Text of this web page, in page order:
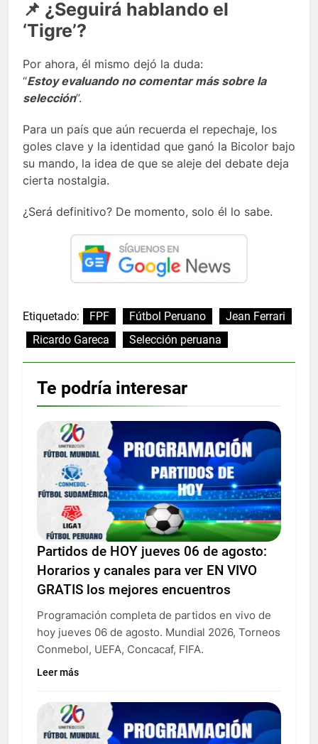
📌 ¿Seguirá hablando el
‘Tigre’?
Por ahora, él mismo dejó la duda:
“Estoy evaluando no comentar más sobre la
selección”.
Para un país que aún recuerda el repechaje, los
goles clave y la identidad que ganó la Bicolor bajo
su mando, la idea de que se aleje del debate deja
cierta nostalgia.
¿Será definitivo? De momento, solo él lo sabe.
Etiquetado: FPF Fútbol Peruano
Jean Ferrari
Ricardo Gareca
Selección peruana
Te podría interesar
Partidos de HOY jueves 06 de agosto:
Horarios y canales para ver EN VIVO
GRATIS los mejores encuentros
Programación completa de partidos en vivo de
hoy jueves 06 de agosto. Mundial 2026, Torneos
Conmebol, UEFA, Concacaf, FIFA.
Leer más